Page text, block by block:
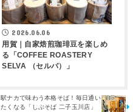
2026.06.06
用賀｜自家焙煎珈琲豆を楽しめ
る「COFFEE ROASTERY
SELVA （セルバ）」
駅ナカで味わう本格そば！毎日通い
たくなる「しぶそば 二子玉川店」